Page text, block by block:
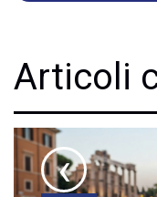
Articoli
‹